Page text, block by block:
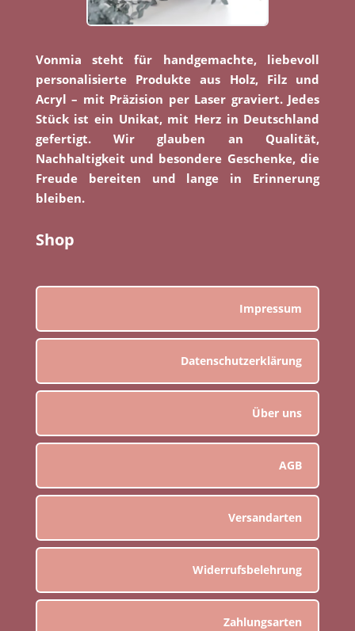
Vonmia steht für handgemachte, liebevoll
personalisierte Produkte aus Holz, Filz und
Acryl – mit Präzision per Laser graviert. Jedes
Stück ist ein Unikat, mit Herz in Deutschland
gefertigt. Wir glauben an Qualität,
Nachhaltigkeit und besondere Geschenke, die
Freude bereiten und lange in Erinnerung
bleiben.
Shop
Impressum
Datenschutzerklärung
Über uns
AGB
Versandarten
Widerrufsbelehrung
Zahlungsarten